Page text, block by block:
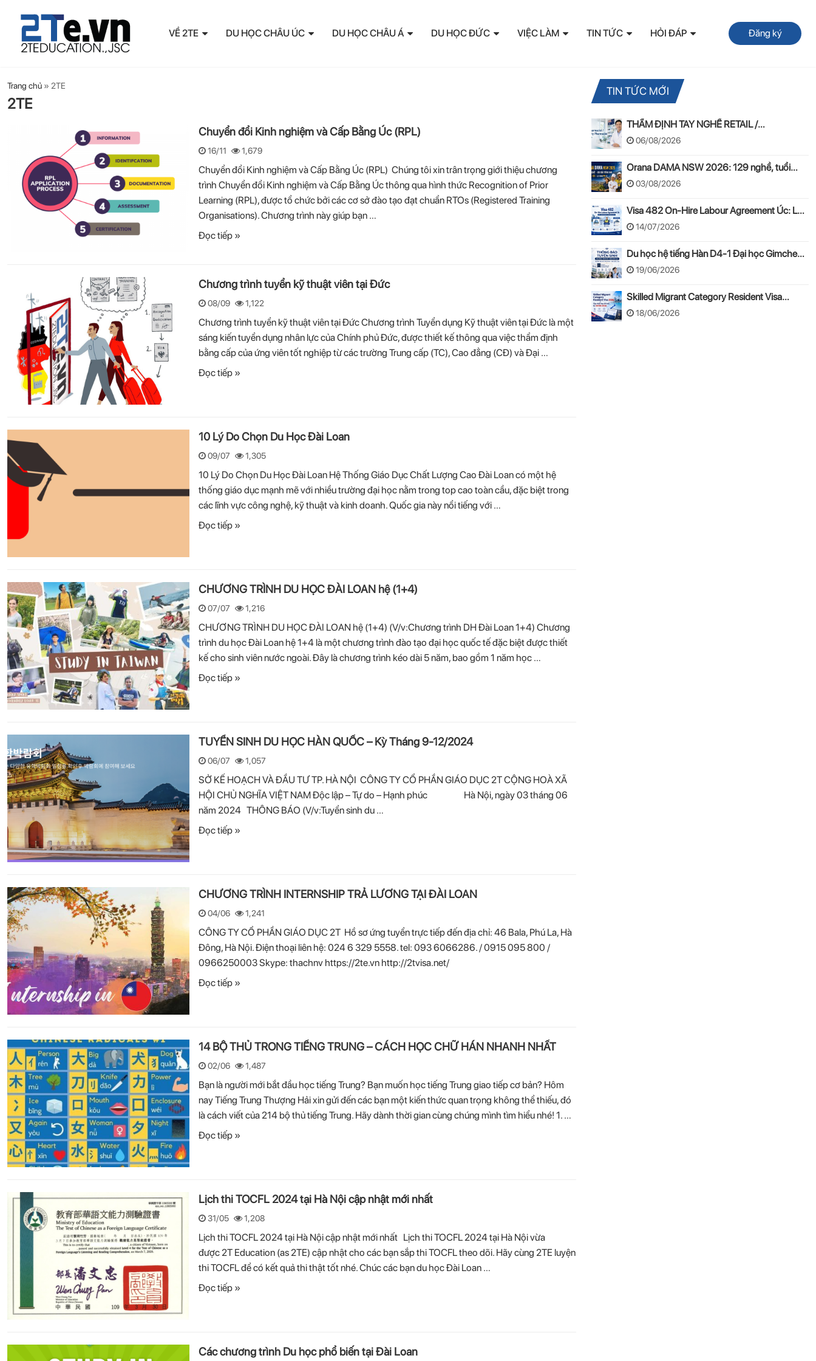
VỀ 2TE DU HỌC CHÂU ÚC DU HỌC CHÂU Á DU HỌC ĐỨC VIỆC LÀM TIN TỨC HỎI ĐÁP Đăng ký
Trang chủ » 2TE
2TE
Chuyển đổi Kinh nghiệm và Cấp Bằng Úc (RPL)
16/11 1,679
Chuyển đổi Kinh nghiệm và Cấp Bằng Úc (RPL) Chúng tôi xin trân trọng giới thiệu chương
trình Chuyển đổi Kinh nghiệm và Cấp Bằng Úc thông qua hình thức Recognition of Prior
Learning (RPL), được tổ chức bởi các cơ sở đào tạo đạt chuẩn RTOs (Registered Training
Organisations). Chương trình này giúp bạn …
Đọc tiếp »
Chương trình tuyển kỹ thuật viên tại Đức
08/09 1,122
Chương trình tuyển kỹ thuật viên tại Đức Chương trình Tuyển dụng Kỹ thuật viên tại Đức là một
sáng kiến tuyển dụng nhân lực của Chính phủ Đức, được thiết kế thông qua việc thẩm định
bằng cấp của ứng viên tốt nghiệp từ các trường Trung cấp (TC), Cao đẳng (CĐ) và Đại …
Đọc tiếp »
10 Lý Do Chọn Du Học Đài Loan
09/07 1,305
10 Lý Do Chọn Du Học Đài Loan Hệ Thống Giáo Dục Chất Lượng Cao Đài Loan có một hệ
thống giáo dục mạnh mẽ với nhiều trường đại học nằm trong top cao toàn cầu, đặc biệt trong
các lĩnh vực công nghệ, kỹ thuật và kinh doanh. Quốc gia này nổi tiếng với …
Đọc tiếp »
CHƯƠNG TRÌNH DU HỌC ĐÀI LOAN hệ (1+4)
07/07 1,216
CHƯƠNG TRÌNH DU HỌC ĐÀI LOAN hệ (1+4) (V/v:Chương trình DH Đài Loan 1+4) Chương
trình du học Đài Loan hệ 1+4 là một chương trình đào tạo đại học quốc tế đặc biệt được thiết
kế cho sinh viên nước ngoài. Đây là chương trình kéo dài 5 năm, bao gồm 1 năm học …
Đọc tiếp »
TUYỂN SINH DU HỌC HÀN QUỐC – Kỳ Tháng 9-12/2024
06/07 1,057
SỞ KẾ HOẠCH VÀ ĐẦU TƯ TP. HÀ NỘI CÔNG TY CỔ PHẦN GIÁO DỤC 2T CỘNG HOÀ XÃ
HỘI CHỦ NGHĨA VIỆT NAM Độc lập – Tự do – Hạnh phúc Hà Nội, ngày 03 tháng 06
năm 2024 THÔNG BÁO (V/v:Tuyển sinh du …
Đọc tiếp »
CHƯƠNG TRÌNH INTERNSHIP TRẢ LƯƠNG TẠI ĐÀI LOAN
04/06 1,241
CÔNG TY CỔ PHẦN GIÁO DỤC 2T Hồ sơ ứng tuyển trực tiếp đến địa chỉ: 46 Bala, Phú La, Hà
Đông, Hà Nội. Điện thoại liên hệ: 024 6 329 5558. tel: 093 6066286. / 0915 095 800 /
0966250003 Skype: thachnv https://2te.vn http://2tvisa.net/
Đọc tiếp »
14 BỘ THỦ TRONG TIẾNG TRUNG – CÁCH HỌC CHỮ HÁN NHANH NHẤT
02/06 1,487
Bạn là người mới bắt đầu học tiếng Trung? Bạn muốn học tiếng Trung giao tiếp cơ bản? Hôm
nay Tiếng Trung Thượng Hải xin gửi đến các bạn một kiến thức quan trọng không thể thiếu, đó
là cách viết của 214 bộ thủ tiếng Trung. Hãy dành thời gian cùng chúng mình tìm hiểu nhé! 1. …
Đọc tiếp »
Lịch thi TOCFL 2024 tại Hà Nội cập nhật mới nhất
31/05 1,208
Lịch thi TOCFL 2024 tại Hà Nội cập nhật mới nhất Lịch thi TOCFL 2024 tại Hà Nội vừa
được 2T Education (as 2TE) cập nhật cho các bạn sắp thi TOCFL theo dõi. Hãy cùng 2TE luyện
thi TOCFL để có kết quả thi thật tốt nhé. Chúc các bạn du học Đài Loan …
Đọc tiếp »
Các chương trình Du học phổ biến tại Đài Loan
TIN TỨC MỚI
THẨM ĐỊNH TAY NGHỀ RETAIL /
COMMUNITY PHARMACIST ÚC 2026 –
APC & OPRA
06/08/2026
Orana DAMA NSW 2026: 129 nghề, tuổi
50–55 và lộ trình PR
03/08/2026
Visa 482 On-Hire Labour Agreement Úc: Lộ
trình làm việc hợp pháp theo mô hình On-
Hire
14/07/2026
Du học hệ tiếng Hàn D4-1 Đại học Gimcheon
2026: Tuyển sinh, chi phí, hồ sơ
19/06/2026
Skilled Migrant Category Resident Visa
2026: Cập nhật thay đổi mới từ 24/08/2026
18/06/2026